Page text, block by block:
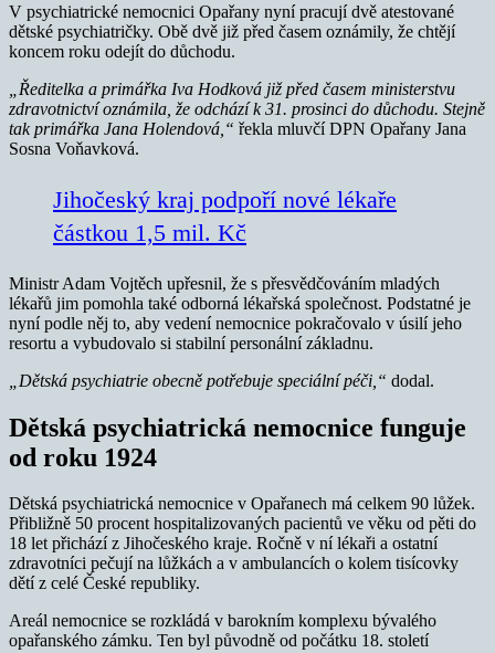
V psychiatrické nemocnici Opařany nyní pracují dvě atestované
dětské psychiatričky. Obě dvě již před časem oznámily, že chtějí
koncem roku odejít do důchodu.
„Ředitelka a primářka Iva Hodková již před časem ministerstvu
zdravotnictví oznámila, že odchází k 31. prosinci do důchodu. Stejně
tak primářka Jana Holendová,“ řekla mluvčí DPN Opařany Jana
Sosna Voňavková.
Jihočeský kraj podpoří nové lékaře
částkou 1,5 mil. Kč
Ministr Adam Vojtěch upřesnil, že s přesvědčováním mladých
lékařů jim pomohla také odborná lékařská společnost. Podstatné je
nyní podle něj to, aby vedení nemocnice pokračovalo v úsilí jeho
resortu a vybudovalo si stabilní personální základnu.
„Dětská psychiatrie obecně potřebuje speciální péči,“ dodal.
Dětská psychiatrická nemocnice funguje
od roku 1924
Dětská psychiatrická nemocnice v Opařanech má celkem 90 lůžek.
Přibližně 50 procent hospitalizovaných pacientů ve věku od pěti do
18 let přichází z Jihočeského kraje. Ročně v ní lékaři a ostatní
zdravotníci pečují na lůžkách a v ambulancích o kolem tisícovky
dětí z celé České republiky.
Areál nemocnice se rozkládá v barokním komplexu bývalého
opařanského zámku. Ten byl původně od počátku 18. století